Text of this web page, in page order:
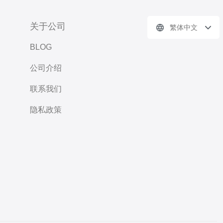
关于公司
BLOG
公司介绍
联系我们
隐私政策
繁体中文